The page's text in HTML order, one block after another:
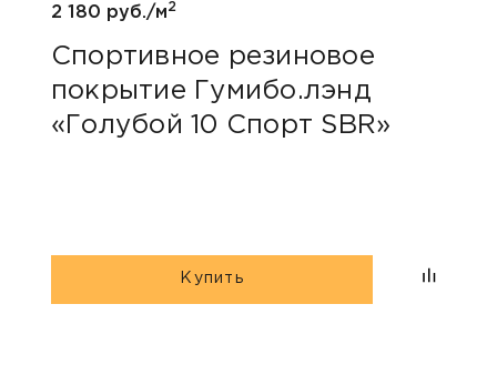
2 180 руб./м2
Спортивное резиновое
покрытие Гумибо.лэнд
«Голубой 10 Спорт SBR»
Купить